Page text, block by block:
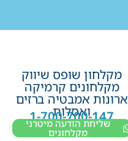
מקלחון שופס שיווק
מקלחונים קרמיקה
ארונות אמבטיה ברזים
ואסלות
1-700-700-147
שליחת הודעה מיטרני
מקלחונים